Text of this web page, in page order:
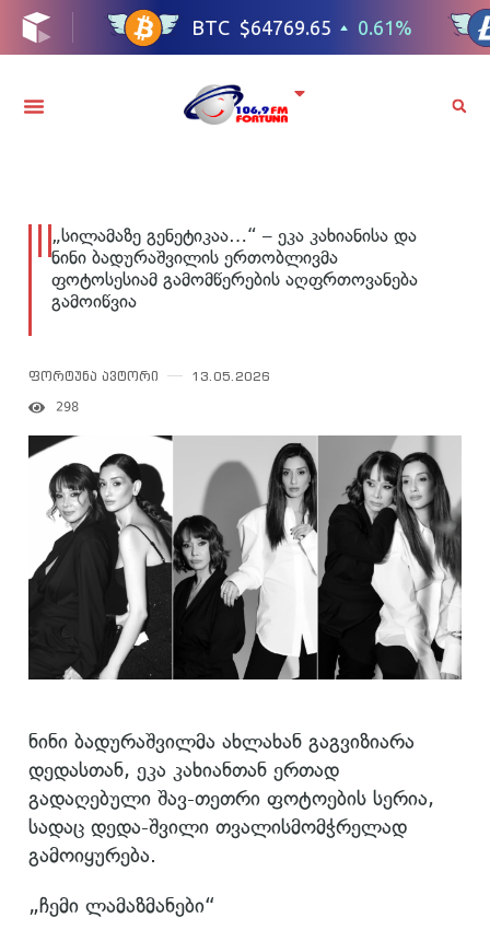
„სილამაზე გენეტიკაა…“ – ეკა კახიანისა და
ნინი ბადურაშვილის ერთობლივმა
ფოტოსესიამ გამომწერების აღფრთოვანება
გამოიწვია
ფორტუნა ავტორი 13.05.2026
298
ნინი ბადურაშვილმა ახლახან გაგვიზიარა
დედასთან, ეკა კახიანთან ერთად
გადაღებული შავ-თეთრი ფოტოების სერია,
სადაც დედა-შვილი თვალისმომჭრელად
გამოიყურება.
„ჩემი ლამაზმანები“